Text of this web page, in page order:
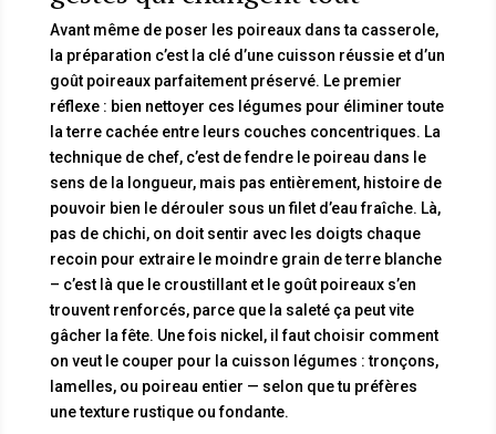
Avant même de poser les poireaux dans ta casserole,
la préparation c’est la clé d’une cuisson réussie et d’un
goût poireaux parfaitement préservé. Le premier
réflexe : bien nettoyer ces légumes pour éliminer toute
la terre cachée entre leurs couches concentriques. La
technique de chef, c’est de fendre le poireau dans le
sens de la longueur, mais pas entièrement, histoire de
pouvoir bien le dérouler sous un filet d’eau fraîche. Là,
pas de chichi, on doit sentir avec les doigts chaque
recoin pour extraire le moindre grain de terre blanche
– c’est là que le croustillant et le goût poireaux s’en
trouvent renforcés, parce que la saleté ça peut vite
gâcher la fête. Une fois nickel, il faut choisir comment
on veut le couper pour la cuisson légumes : tronçons,
lamelles, ou poireau entier — selon que tu préfères
une texture rustique ou fondante.